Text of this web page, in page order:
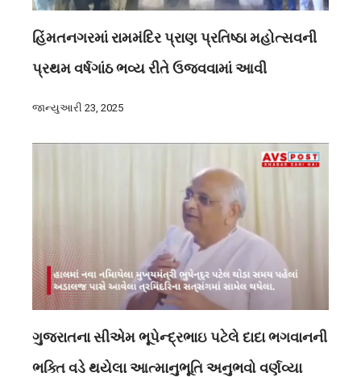
હિંમતનગરમાં રામમંદિર પ્રાણ પ્રતિષ્ઠા મહોત્સવની
પ્રથમ વર્ષગાંઠ ભવ્ય રીતે ઉજવવામાં આવી
જાન્યુઆરી 23, 2025
ગુજરાતના સીએમ ભૂપેન્દ્રભાઇ પટેલે દાદા ભગવાનની
ભક્તિ વડે થયેલા આત્માનુભૂતિ અનુભવો વર્ણવ્યા